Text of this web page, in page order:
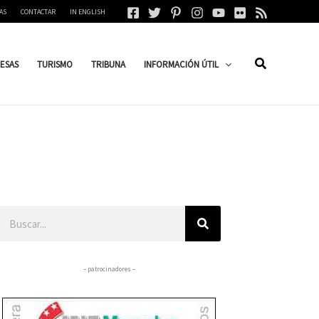
CONTACTAR IN ENGLISH
TURISMO TRIBUNA INFORMACIÓN ÚTIL
– patrocinadores –